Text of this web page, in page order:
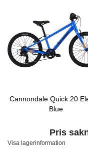
Cannondale Quick 20
Blue
Pris
Visa lagerinformation